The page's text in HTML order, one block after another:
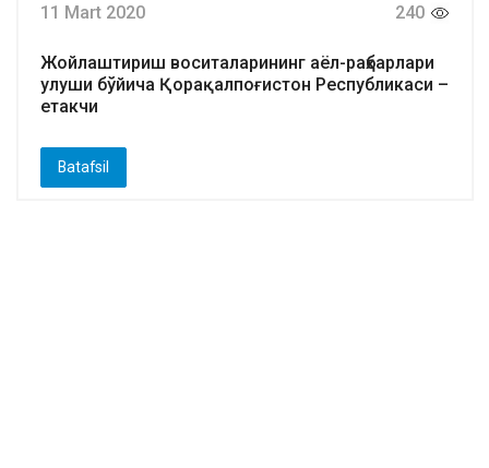
11 Mart 2020 240
Жойлаштириш воситаларининг аёл-раҳбарлари
улуши бўйича Қорақалпоғистон Республикаси –
етакчи
Batafsil